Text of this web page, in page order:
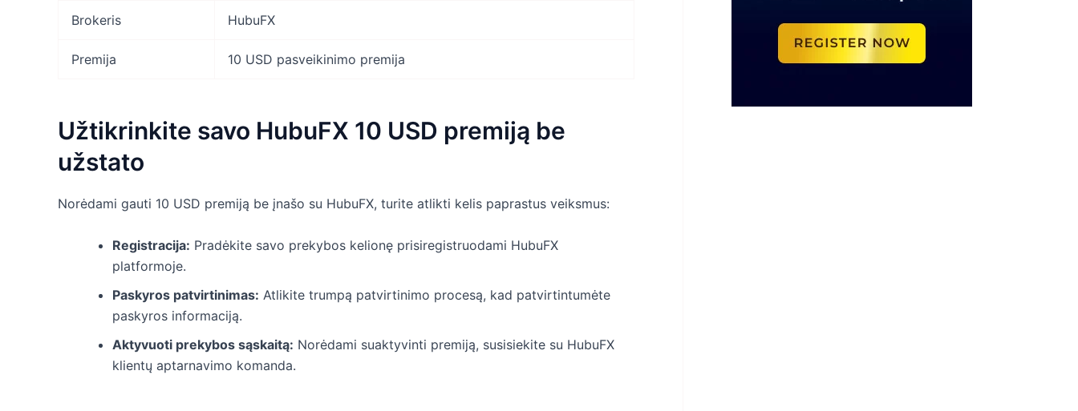
Brokeris HubuFX
Premija 10 USD pasveikinimo premija
Užtikrinkite savo HubuFX 10 USD premiją be
užstato
Norėdami gauti 10 USD premiją be įnašo su HubuFX, turite atlikti kelis paprastus veiksmus:
Registracija: Pradėkite savo prekybos kelionę prisiregistruodami HubuFX
platformoje.
Paskyros patvirtinimas: Atlikite trumpą patvirtinimo procesą, kad patvirtintumėte
paskyros informaciją.
Aktyvuoti prekybos sąskaitą: Norėdami suaktyvinti premiją, susisiekite su HubuFX
klientų aptarnavimo komanda.